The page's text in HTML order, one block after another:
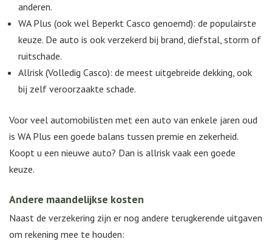
anderen.
WA Plus (ook wel Beperkt Casco genoemd): de populairste
keuze. De auto is ook verzekerd bij brand, diefstal, storm of
ruitschade.
Allrisk (Volledig Casco): de meest uitgebreide dekking, ook
bij zelf veroorzaakte schade.
Voor veel automobilisten met een auto van enkele jaren oud
is WA Plus een goede balans tussen premie en zekerheid.
Koopt u een nieuwe auto? Dan is allrisk vaak een goede
keuze.
Andere maandelijkse kosten
Naast de verzekering zijn er nog andere terugkerende uitgaven
om rekening mee te houden: